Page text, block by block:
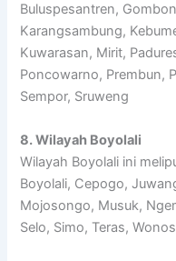
Buluspesantren,
Karangsambung,
Kuwarasan, Mirit,
Poncowarno, Prembun,
Sempor, Sruweng
8. Wilayah Boyolali
Wilayah Boyolali ini
Boyolali, Cepogo,
Mojosongo, Musuk,
Selo, Simo, Teras,